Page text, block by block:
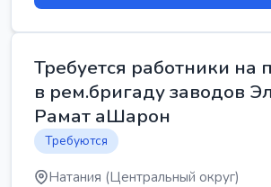
Требуется работники на
в рем.бригаду заводов
Рамат аШарон
Требуются
Натания (Центральный округ)